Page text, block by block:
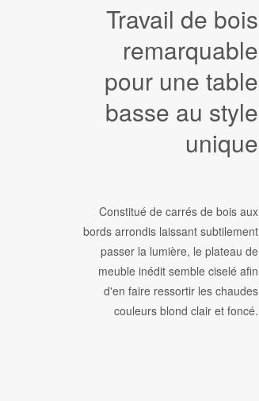
Travail de bois
remarquable
pour une table
basse au style
unique
Constitué de carrés de bois aux
bords arrondis laissant subtilement
passer la lumière, le plateau de
meuble inédit semble ciselé afin
d'en faire ressortir les chaudes
couleurs blond clair et foncé.